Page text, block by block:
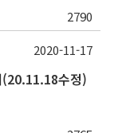
2790
(20.11.18수정)
2020-11-17